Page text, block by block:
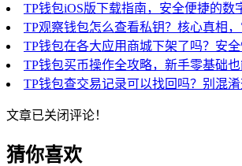
TP钱包iOS版下载指南，安全便捷的数
TP观察钱包怎么查看私钥？核心真相，
TP钱包在各大应用商城下架了吗？安
TP钱包买币操作全攻略，新手零基础
TP钱包查交易记录可以找回吗？别混
文章已关闭评论！
猜你喜欢